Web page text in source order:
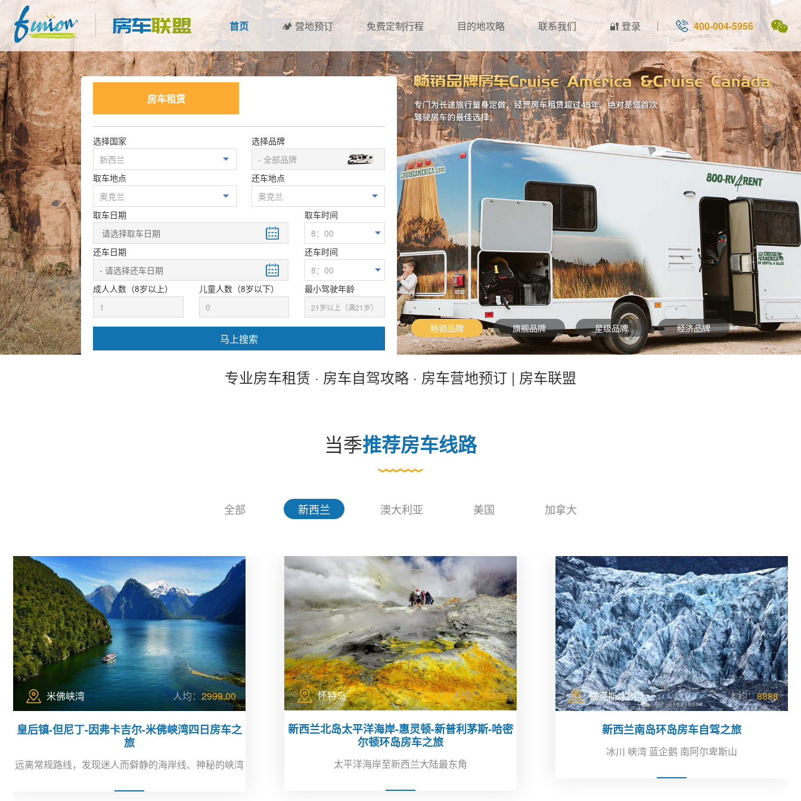
首页 🏕️ 营地预订 免费定制行程 目的地攻略 联系我们 🔐 登录 400-004-5956
畅销品牌 旗舰品牌 星级品牌 经济品牌
专业房车租赁 · 房车自驾攻略 · 房车营地预订 | 房车联盟
房车租赁
选择国家 选择品牌
取车地点 还车地点
取车日期 取车时间
还车日期 还车时间
成人人数（8岁以上） 儿童人数（8岁以下） 最小驾驶年龄
当季推荐房车线路
全部 新西兰 澳大利亚 美国 加拿大
米佛峡湾 人均： 2999.00
皇后镇-但尼丁-因弗卡吉尔-米佛峡湾四日房车之
旅
远离常规路线，发现迷人而僻静的海岸线、神秘的峡湾
怀特岛 人均：18888
新西兰北岛太平洋海岸-惠灵顿-新普利茅斯-哈密
尔顿环岛房车之旅
太平洋海岸至新西兰大陆最东角
福克斯冰川 人均：8888
新西兰南岛环岛房车自驾之旅
冰川 峡湾 蓝企鹅 南阿尔卑斯山